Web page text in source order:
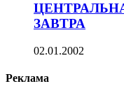
ЗАВТРА
02.01.2002
Реклама